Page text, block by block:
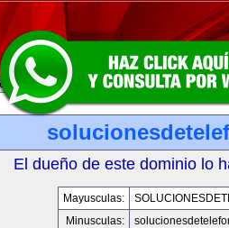
El dueño de este dominio lo
Mayusculas:
Minusculas: